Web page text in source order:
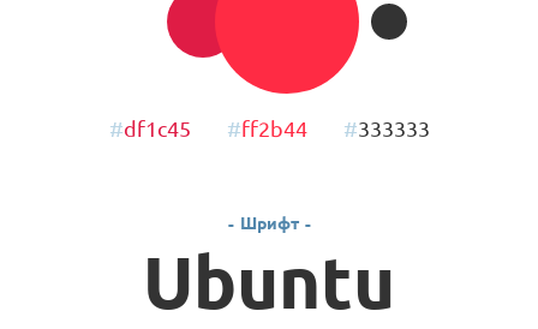
df1c45 ff2b44 333333
Шрифт
Ubuntu